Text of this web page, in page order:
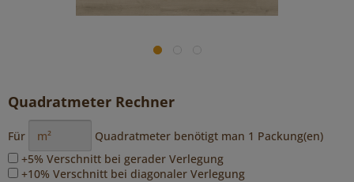
Quadratmeter Rechner
Für Quadratmeter benötigt man 1 Packung(en)
+5% Verschnitt bei gerader Verlegung
+10% Verschnitt bei diagonaler Verlegung